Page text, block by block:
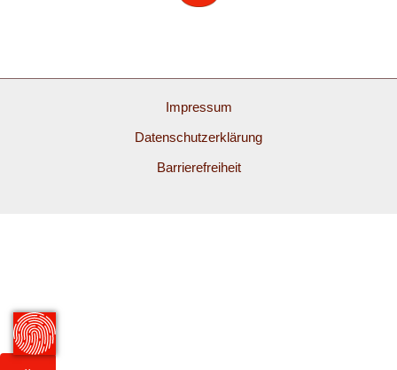
Impressum
Datenschutzerklärung
Barrierefreiheit